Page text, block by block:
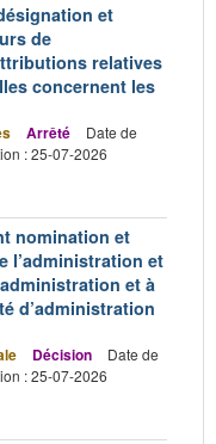
et
de
relatives
concernent les
Arrêté
Date de
: 25-07-2026
nomination et
l’administration et
et à
d’administration
Décision
Date de
: 25-07-2026